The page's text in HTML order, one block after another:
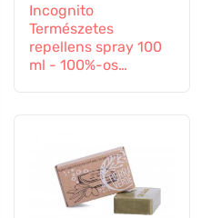
Incognito
Természetes
repellens spray 100
ml - 100%-os